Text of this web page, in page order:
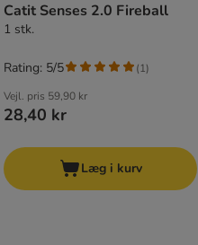
Catit Senses 2.0 Fireball
1 stk.
Vejl. pris 59,90 kr
28,40 kr
Rating: 5/5 (1)
Læg i kurv